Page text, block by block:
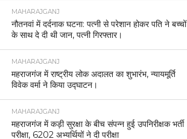
MAHARAJGANJ
नौतनवां में दर्दनाक घटना: पत्नी से परेशान होकर पति ने बच्चों
के साथ दे दी थी जान, पत्नी गिरफ्तार।
MAHARAJGANJ
महराजगंज में राष्ट्रीय लोक अदालत का शुभारंभ, न्यायमूर्ति
विवेक वर्मा ने किया उद्घाटन।
MAHARAJGANJ
महराजगंज में कड़ी सुरक्षा के बीच संपन्न हुई उपनिरीक्षक भर्ती
परीक्षा, 6202 अभ्यर्थियों ने दी परीक्षा